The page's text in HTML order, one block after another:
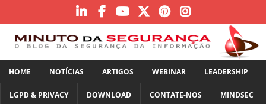
HOME NOTÍCIAS ARTIGOS WEBINAR LEADERSHIP
LGPD & PRIVACY DOWNLOAD CONTATE-NOS MINDSEC